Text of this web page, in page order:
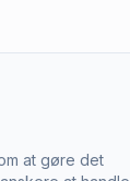
at gøre det